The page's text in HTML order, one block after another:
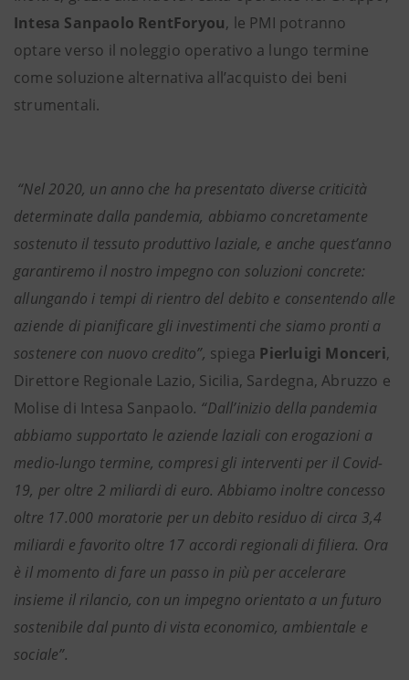
Intesa Sanpaolo RentForyou, le PMI potranno
optare verso il noleggio operativo a lungo termine
come soluzione alternativa all’acquisto dei beni
strumentali.
“Nel 2020, un anno che ha presentato diverse criticità
determinate dalla pandemia, abbiamo concretamente
sostenuto il tessuto produttivo laziale, e anche quest’anno
garantiremo il nostro impegno con soluzioni concrete:
allungando i tempi di rientro del debito e consentendo alle
aziende di pianificare gli investimenti che siamo pronti a
sostenere con nuovo credito”, spiega Pierluigi Monceri,
Direttore Regionale Lazio, Sicilia, Sardegna, Abruzzo e
Molise di Intesa Sanpaolo. “Dall’inizio della pandemia
abbiamo supportato le aziende laziali con erogazioni a
medio-lungo termine, compresi gli interventi per il Covid-
19, per oltre 2 miliardi di euro. Abbiamo inoltre concesso
oltre 17.000 moratorie per un debito residuo di circa 3,4
miliardi e favorito oltre 17 accordi regionali di filiera. Ora
è il momento di fare un passo in più per accelerare
insieme il rilancio, con un impegno orientato a un futuro
sostenibile dal punto di vista economico, ambientale e
sociale”.